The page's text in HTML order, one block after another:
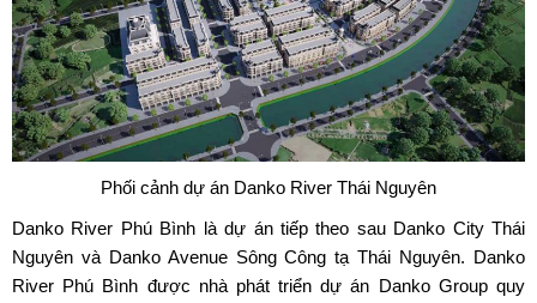
Phối cảnh dự án Danko River Thái Nguyên
Danko River Phú Bình là dự án tiếp theo sau Danko City Thái
Nguyên và Danko Avenue Sông Công tạ Thái Nguyên. Danko
River Phú Bình được nhà phát triển dự án Danko Group quy